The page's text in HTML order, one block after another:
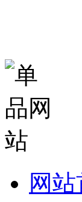
网